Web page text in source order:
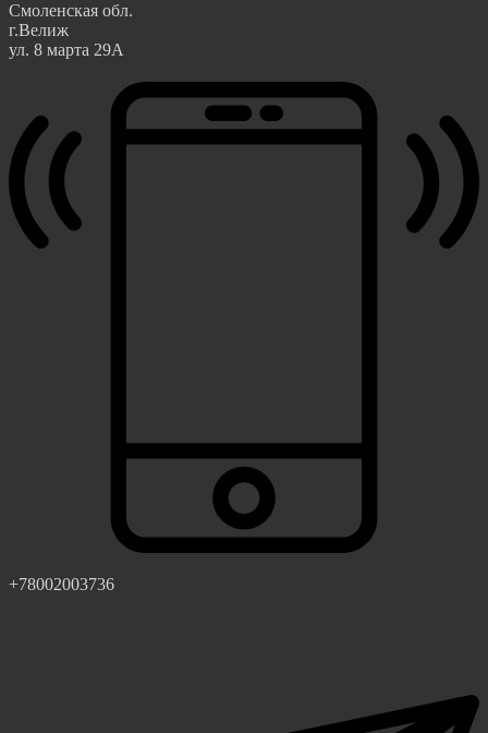
Смоленская обл.
г.Велиж
ул. 8 марта 29А
+78002003736